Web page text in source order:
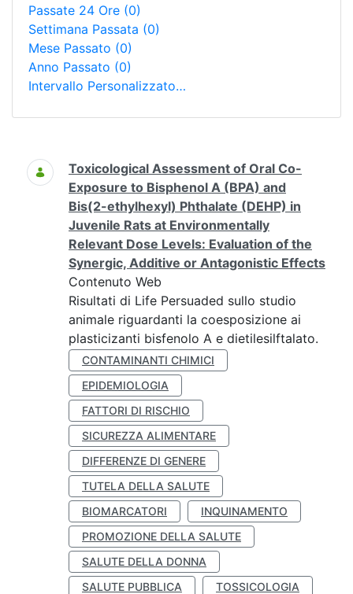
Passate 24 Ore (0)
Settimana Passata (0)
Mese Passato (0)
Anno Passato (0)
Intervallo Personalizzato…
Ricerca
Toxicological Assessment of Oral Co-
Exposure to Bisphenol A (BPA) and
Bis(2-ethylhexyl) Phthalate (DEHP) in
Juvenile Rats at Environmentally
Relevant Dose Levels: Evaluation of the
Synergic, Additive or Antagonistic Effects
Contenuto Web
Risultati di Life Persuaded sullo studio
animale riguardanti la coesposizione ai
plasticizanti bisfenolo A e dietilesilftalato.
CONTAMINANTI CHIMICI
EPIDEMIOLOGIA
FATTORI DI RISCHIO
SICUREZZA ALIMENTARE
DIFFERENZE DI GENERE
TUTELA DELLA SALUTE
BIOMARCATORI
INQUINAMENTO
PROMOZIONE DELLA SALUTE
SALUTE DELLA DONNA
SALUTE PUBBLICA
TOSSICOLOGIA